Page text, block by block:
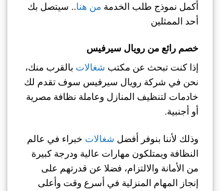
أكمل نموذج طلب الخدمة من هنا.. سيتصل بك
أحد الممثلين
خصم رائع من رويال سيرفيس
إذا كنت تبحث عن مكتب شغالات بالقرب منك،
نحن في شركة رويال سيرفيس سوف تقدم لك
خادمات لتنظيف المنازل وعاملة نظافة مصرية
أو أجنبية.
وذلك لأننا بنوفر أفضل شغالات خبراء في عالم
النظافة ويمتلكون مهارات عالية ودرجة كبيرة
من الأمانة والالتزام، فضلا عن قدرتهم على
إنجاز المهام المنزلية في أسرع وقت وأعلى